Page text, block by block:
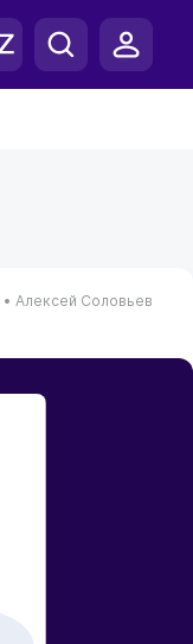
• Алексей Соловьев